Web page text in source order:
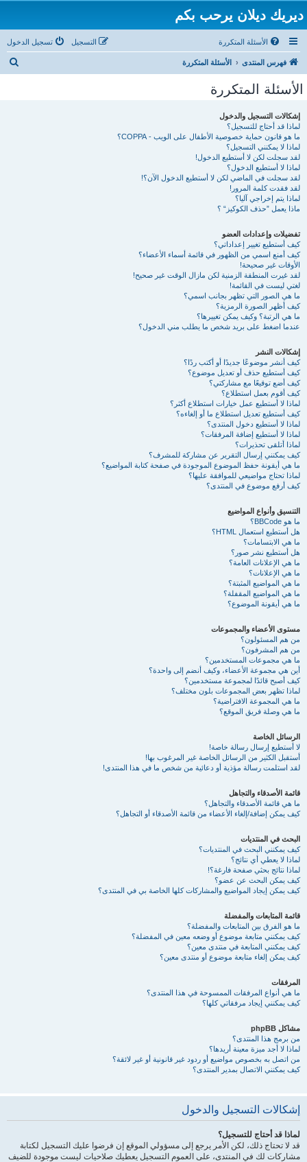
ديريك ديلان يرحب بكم
الأسئلة المتكررة تسجيل الدخول التسجيل
فهرس المنتدى الأسئلة المتكررة
الأسئلة المتكررة
إشكالات التسجيل والدخول
لماذا قد أحتاج للتسجيل؟
ما هو قانون حماية خصوصية الأطفال على الويب - COPPA؟
لماذا لا يمكنني التسجيل؟
لقد سجلت لكن لا أستطيع الدخول!
لماذا لا أستطيع الدخول؟
لقد سجلت في الماضي لكن لا أستطيع الدخول الآن؟!
لقد فقدت كلمة المرور!
لماذا يتم إخراجي آليا؟
ماذا يعمل ”حذف الكوكيز“ ؟
تفضيلات وإعدادات العضو
كيف أستطيع تغيير إعداداتي؟
كيف أمنع اسمي من الظهور في قائمة أسماء الأعضاء؟
الأوقات غير صحيحة!
لقد غيرت المنطقة الزمنية لكن مازال الوقت غير صحيح!
لغتي ليست في القائمة!
ما هي الصور التي تظهر بجانب اسمي؟
كيف أظهر الصورة الرمزية؟
ما هي الرتبة؟ وكيف يمكن تغييرها؟
عندما اضغط على بريد شخص ما يطلب مني الدخول؟
إشكالات النشر
كيف أنشر موضوعًا جديدًا أو أكتب ردًا؟
كيف أستطيع حذف أو تعديل موضوع؟
كيف أضع توقيعًا مع مشاركتي؟
كيف أقوم بعمل استطلاع؟
لماذا لا أستطيع عمل خيارات استطلاع أكثر؟
كيف أستطيع تعديل استطلاع ما أو إلغاءه؟
لماذا لا أستطيع دخول المنتدى؟
لماذا لا أستطيع إضافة المرفقات؟
لماذا أتلقى تحذيرات؟
كيف يمكنني إرسال التقرير عن مشاركة للمشرف؟
ما هي أيقونة حفظ الموضوع الموجودة في صفحة كتابة المواضيع؟
لماذا تحتاج مواضيعي للموافقة عليها؟
كيف أرفع موضوع في المنتدى؟
التنسيق وأنواع المواضيع
ما هو BBCode؟
هل أستطيع استعمال HTML؟
ما هي الابتسامات؟
هل أستطيع نشر صور؟
ما هي الإعلانات العامة؟
ما هي الإعلانات؟
ما هي المواضيع المثبتة؟
ما هي المواضيع المقفلة؟
ما هي أيقونة الموضوع؟
مستوى الأعضاء والمجموعات
من هم المسئولون؟
من هم المشرفون؟
ما هي مجموعات المستخدمين؟
أين هي مجموعة الأعضاء، وكيف أنضم إلى واحدة؟
كيف أصبح قائدًا لمجموعة مستخدمين؟
لماذا تظهر بعض المجموعات بلون مختلف؟
ما هي المجموعة الافتراضية؟
ما هي وصلة فريق الموقع؟
الرسائل الخاصة
لا أستطيع إرسال رسالة خاصة!
أستقبل الكثير من الرسائل الخاصة غير المرغوب بها!
لقد استلمت رسالة مؤذية أو دعائية من شخص ما في هذا المنتدى!
قائمة الأصدقاء والتجاهل
ما هي قائمة الأصدقاء والتجاهل؟
كيف يمكن إضافة/إلغاء الأعضاء من قائمة الأصدقاء أو التجاهل؟
البحث في المنتديات
كيف يمكنني البحث في المنتديات؟
لماذا لا يعطي أي نتائج؟
لماذا نتائج بحثي صفحة فارغة؟!
كيف يمكن البحث عن عضو؟
كيف يمكن إيجاد المواضيع والمشاركات كلها الخاصة بي في المنتدى؟
قائمة المتابعات والمفضلة
ما هو الفرق بين المتابعات والمفضلة؟
كيف يمكنني متابعة موضوع أو وضعه معين في المفضلة؟
كيف يمكنني المتابعة في منتدى معين؟
كيف يمكن إلغاء متابعة موضوع أو منتدى معين؟
المرفقات
ما هي أنواع المرفقات الممسوحة في هذا المنتدى؟
كيف يمكنني إيجاد مرفقاتي كلها؟
مشاكل phpBB
من برمج هذا المنتدى؟
لماذا لا أجد ميزة معينة أريدها؟
من اتصل به بخصوص مواضيع أو ردود غير قانونية أو غير لائقة؟
كيف يمكنني الاتصال بمدير المنتدى؟
إشكالات التسجيل والدخول
لماذا قد أحتاج للتسجيل؟
قد لا تحتاج ذلك، لكن الأمر يرجع إلى مسؤولي الموقع إن فرضوا عليك التسجيل لكتابة
مشاركات لك في المنتدى، على العموم التسجيل يعطيك صلاحيات ليست موجودة للضيف